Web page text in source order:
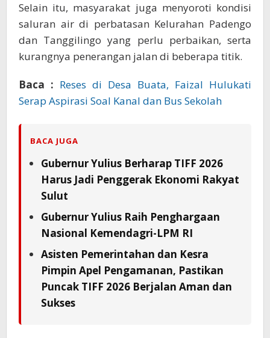
Selain itu, masyarakat juga menyoroti kondisi
saluran air di perbatasan Kelurahan Padengo
dan Tanggilingo yang perlu perbaikan, serta
kurangnya penerangan jalan di beberapa titik.
Baca : Reses di Desa Buata, Faizal Hulukati
Serap Aspirasi Soal Kanal dan Bus Sekolah
BACA JUGA
Gubernur Yulius Berharap TIFF 2026
Harus Jadi Penggerak Ekonomi Rakyat
Sulut
Gubernur Yulius Raih Penghargaan
Nasional Kemendagri-LPM RI
Asisten Pemerintahan dan Kesra
Pimpin Apel Pengamanan, Pastikan
Puncak TIFF 2026 Berjalan Aman dan
Sukses